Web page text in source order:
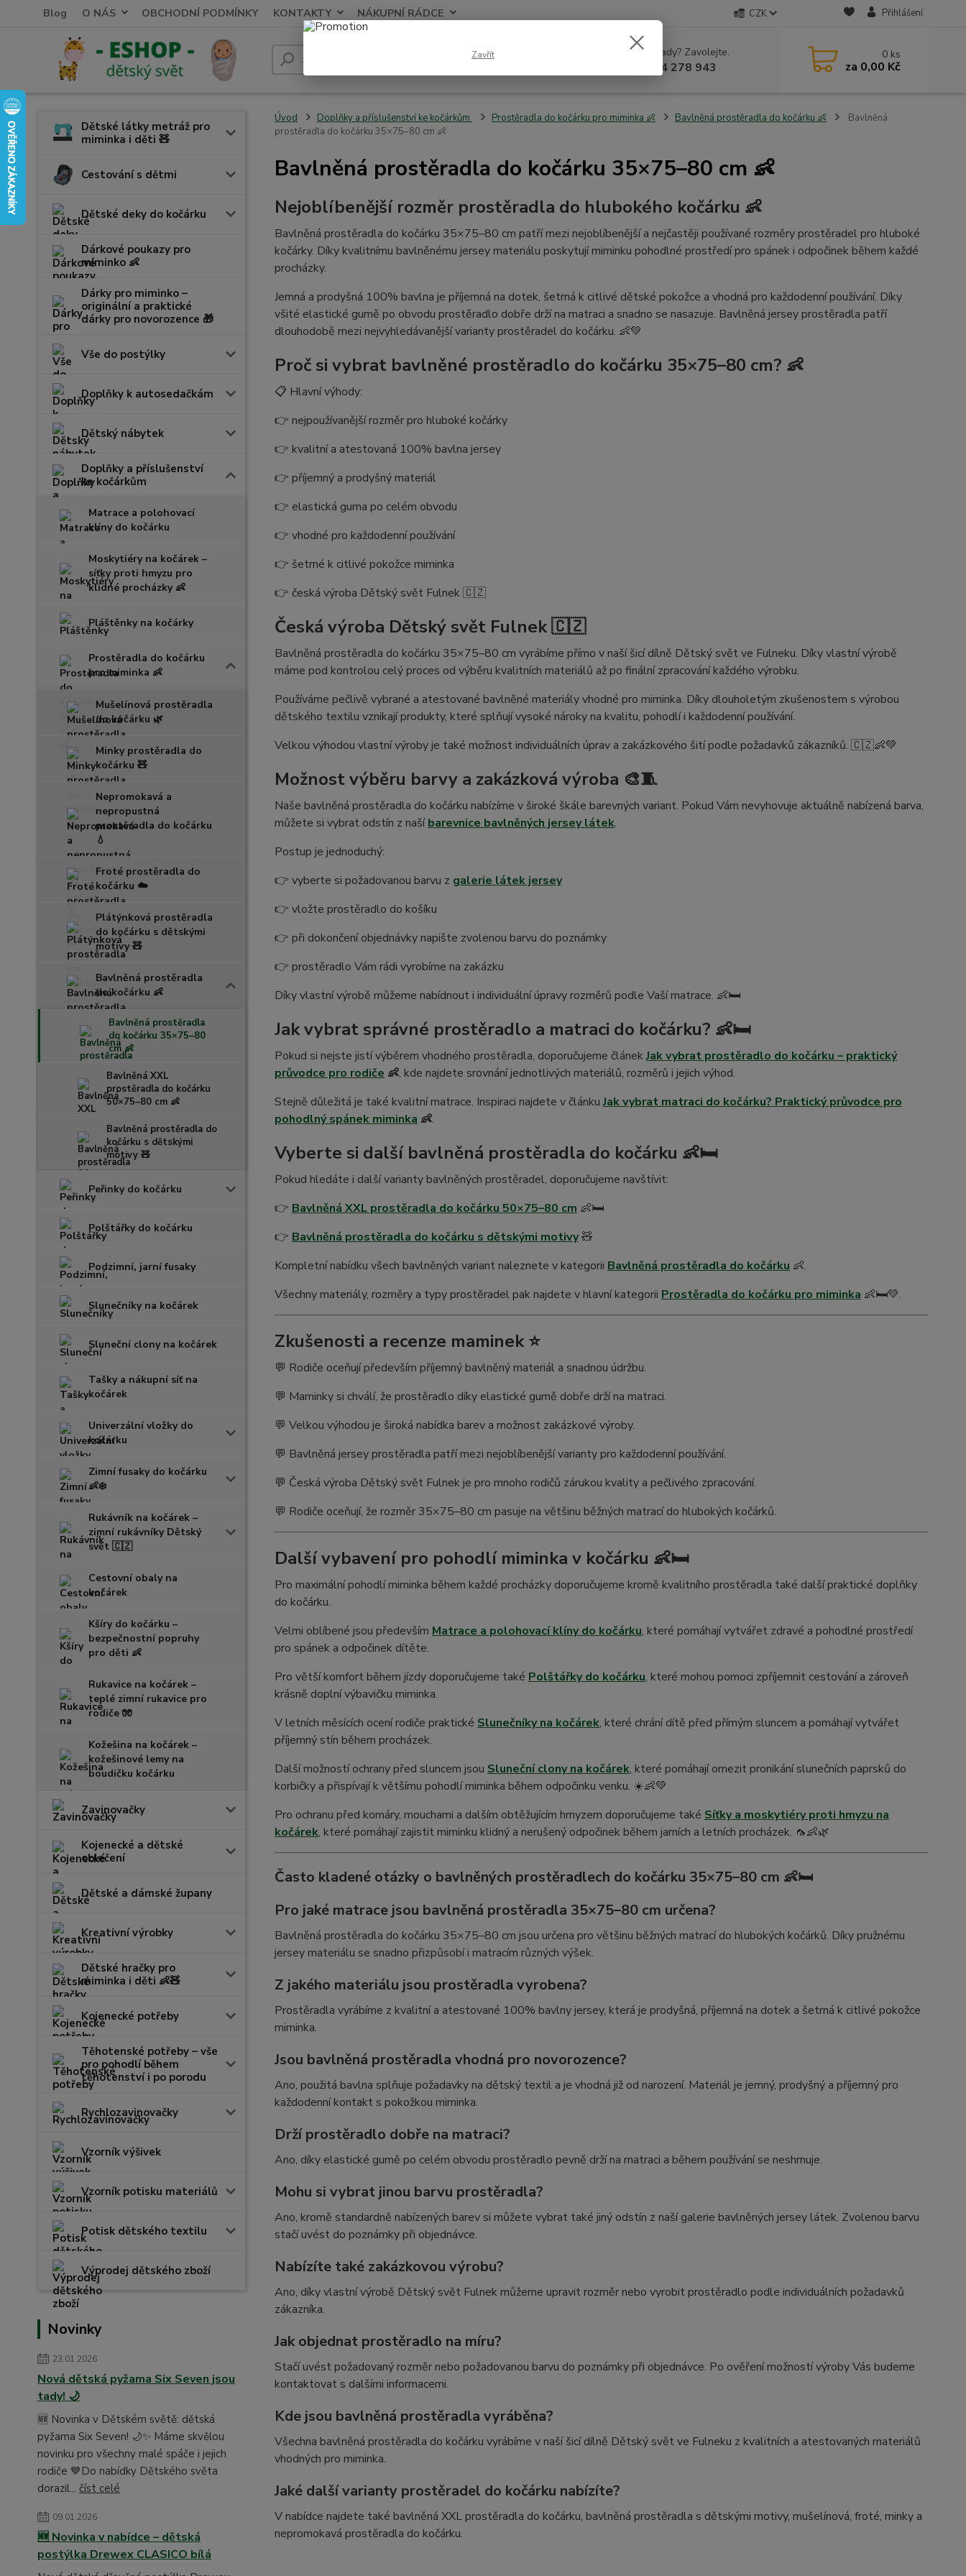
Blog O NÁS OBCHODNÍ PODMÍNKY KONTAKTY NÁKUPNÍ RÁDCE CZK Přihlášení
Hledat Nevíte si rady? Zavolejte.
+420 604 278 943
0 ks
za 0,00 Kč
Dětské látky metráž pro
miminka i děti 🧸
Cestování s dětmi
Dětské deky do kočárku
Dárkové poukazy pro
miminko 👶
Dárky pro miminko –
originální a praktické
dárky pro novorozence 🎁
Vše do postýlky
Doplňky k autosedačkám
Dětský nábytek
Doplňky a příslušenství
ke kočárkům
Matrace a polohovací
klíny do kočárku
Moskytiéry na kočárek –
síťky proti hmyzu pro
klidné procházky 👶
Pláštěnky na kočárky
Prostěradla do kočárku
pro miminka 👶
Mušelínová prostěradla
do kočárku 🌿
Minky prostěradla do
kočárku 🧸
Nepromokavá a
nepropustná
prostěradla do kočárku
💧
Froté prostěradla do
kočárku ☁️
Plátýnková prostěradla
do kočárku s dětskými
motivy 🧸
Bavlněná prostěradla
do kočárku 👶
Bavlněná prostěradla
do kočárku 35×75–80
cm 👶
Bavlněná XXL
prostěradla do kočárku
50×75–80 cm 👶
Bavlněná prostěradla do
kočárku s dětskými
motivy 🧸
Peřinky do kočárku
Polštářky do kočárku
Podzimní, jarní fusaky
Slunečníky na kočárek
Sluneční clony na kočárek
Tašky a nákupní síť na
kočárek
Univerzální vložky do
kočárku
Zimní fusaky do kočárku
👶❄️
Rukávník na kočárek –
zimní rukávníky Dětský
svět 🇨🇿
Cestovní obaly na
kočárek
Kšíry do kočárku –
bezpečnostní popruhy
pro děti 👶
Rukavice na kočárek –
teplé zimní rukavice pro
rodiče 🧤
Kožešina na kočárek –
kožešinové lemy na
boudičku kočárku
Zavinovačky
Kojenecké a dětské
oblečení
Dětské a dámské župany
Kreativní výrobky
Dětské hračky pro
miminka i děti 👶🧸
Kojenecké potřeby
Těhotenské potřeby – vše
pro pohodlí během
těhotenství i po porodu
Rychlozavinovačky
Vzorník výšivek
Vzorník potisku materiálů
Potisk dětského textilu
Výprodej dětského zboží
Novinky
23.01.2026
Nová dětská pyžama Six Seven jsou
tady! 🌙
🆕 Novinka v Dětském světě: dětská
pyžama Six Seven! 🌙✨ Máme skvělou
novinku pro všechny malé spáče i jejich
rodiče 💙Do nabídky Dětského světa
dorazil... číst celé
09.01.2026
🆕 Novinka v nabídce – dětská
postýlka Drewex CLASICO bílá
Úvod Doplňky a příslušenství ke kočárkům Prostěradla do kočárku pro miminka 👶 Bavlněná prostěradla do kočárku 👶
Bavlněná
prostěradla do kočárku 35×75–80 cm 👶
Bavlněná prostěradla do kočárku 35×75–80 cm 👶
Nejoblíbenější rozměr prostěradla do hlubokého kočárku 👶
Bavlněná prostěradla do kočárku 35×75–80 cm patří mezi nejoblíbenější a nejčastěji používané rozměry prostěradel pro hluboké
kočárky. Díky kvalitnímu bavlněnému jersey materiálu poskytují miminku pohodlné prostředí pro spánek i odpočinek během každé
procházky.
Jemná a prodyšná 100% bavlna je příjemná na dotek, šetrná k citlivé dětské pokožce a vhodná pro každodenní používání. Díky
všité elastické gumě po obvodu prostěradlo dobře drží na matraci a snadno se nasazuje. Bavlněná jersey prostěradla patří
dlouhodobě mezi nejvyhledávanější varianty prostěradel do kočárku. 👶💚
Proč si vybrat bavlněné prostěradlo do kočárku 35×75–80 cm? 👶
📋 Hlavní výhody:
👉 nejpoužívanější rozměr pro hluboké kočárky
👉 kvalitní a atestovaná 100% bavlna jersey
👉 příjemný a prodyšný materiál
👉 elastická guma po celém obvodu
👉 vhodné pro každodenní používání
👉 šetrné k citlivé pokožce miminka
👉 česká výroba Dětský svět Fulnek 🇨🇿
Česká výroba Dětský svět Fulnek 🇨🇿
Bavlněná prostěradla do kočárku 35×75–80 cm vyrábíme přímo v naší šicí dílně Dětský svět ve Fulneku. Díky vlastní výrobě
máme pod kontrolou celý proces od výběru kvalitních materiálů až po finální zpracování každého výrobku.
Používáme pečlivě vybrané a atestované bavlněné materiály vhodné pro miminka. Díky dlouholetým zkušenostem s výrobou
dětského textilu vznikají produkty, které splňují vysoké nároky na kvalitu, pohodlí i každodenní používání.
Velkou výhodou vlastní výroby je také možnost individuálních úprav a zakázkového šití podle požadavků zákazníků. 🇨🇿👶💚
Možnost výběru barvy a zakázková výroba 🎨🧵
Naše bavlněná prostěradla do kočárku nabízíme v široké škále barevných variant. Pokud Vám nevyhovuje aktuálně nabízená barva,
můžete si vybrat odstín z našíbarevnice bavlněných jersey látek.
Postup je jednoduchý:
👉 vyberte si požadovanou barvu z galerie látek jersey
👉 vložte prostěradlo do košíku
👉 při dokončení objednávky napište zvolenou barvu do poznámky
👉 prostěradlo Vám rádi vyrobíme na zakázku
Díky vlastní výrobě můžeme nabídnout i individuální úpravy rozměrů podle Vaší matrace. 👶🛏️
Jak vybrat správné prostěradlo a matraci do kočárku? 👶🛏️
Pokud si nejste jistí výběrem vhodného prostěradla, doporučujeme článekJak vybrat prostěradlo do kočárku – praktický
průvodce pro rodiče 👶, kde najdete srovnání jednotlivých materiálů, rozměrů i jejich výhod.
Stejně důležitá je také kvalitní matrace. Inspiraci najdete v článkuJak vybrat matraci do kočárku? Praktický průvodce pro
pohodlný spánek miminka 👶.
Vyberte si další bavlněná prostěradla do kočárku 👶🛏️
Pokud hledáte i další varianty bavlněných prostěradel, doporučujeme navštívit:
👉 Bavlněná XXL prostěradla do kočárku 50×75–80 cm 👶🛏️
👉 Bavlněná prostěradla do kočárku s dětskými motivy🧸
Kompletní nabídku všech bavlněných variant naleznete v kategorii Bavlněná prostěradla do kočárku 👶.
Všechny materiály, rozměry a typy prostěradel pak najdete v hlavní kategorii Prostěradla do kočárku pro miminka 👶🛏️💚.
Zkušenosti a recenze maminek ⭐
💬 Rodiče oceňují především příjemný bavlněný materiál a snadnou údržbu.
💬 Maminky si chválí, že prostěradlo díky elastické gumě dobře drží na matraci.
💬 Velkou výhodou je široká nabídka barev a možnost zakázkové výroby.
💬 Bavlněná jersey prostěradla patří mezi nejoblíbenější varianty pro každodenní používání.
💬 Česká výroba Dětský svět Fulnek je pro mnoho rodičů zárukou kvality a pečlivého zpracování.
💬 Rodiče oceňují, že rozměr 35×75–80 cm pasuje na většinu běžných matrací do hlubokých kočárků.
Další vybavení pro pohodlí miminka v kočárku 👶🛏️
Pro maximální pohodlí miminka během každé procházky doporučujeme kromě kvalitního prostěradla také další praktické doplňky
do kočárku.
Velmi oblíbené jsou především Matrace a polohovací klíny do kočárku, které pomáhají vytvářet zdravé a pohodlné prostředí
pro spánek a odpočinek dítěte.
Pro větší komfort během jízdy doporučujeme také Polštářky do kočárku, které mohou pomoci zpříjemnit cestování a zároveň
krásně doplní výbavičku miminka.
V letních měsících ocení rodiče praktické Slunečníky na kočárek, které chrání dítě před přímým sluncem a pomáhají vytvářet
příjemný stín během procházek.
Další možností ochrany před sluncem jsou Sluneční clony na kočárek, které pomáhají omezit pronikání slunečních paprsků do
korbičky a přispívají k většímu pohodlí miminka během odpočinku venku. ☀️👶💚
Pro ochranu před komáry, mouchami a dalším obtěžujícím hmyzem doporučujeme také Síťky a moskytiéry proti hmyzu na
kočárek, které pomáhají zajistit miminku klidný a nerušený odpočinek během jarních a letních procházek. 🦟👶🌿
Často kladené otázky o bavlněných prostěradlech do kočárku 35×75–80 cm 👶🛏️
Pro jaké matrace jsou bavlněná prostěradla 35×75–80 cm určena?
Bavlněná prostěradla do kočárku 35×75–80 cm jsou určena pro většinu běžných matrací do hlubokých kočárků. Díky pružnému
jersey materiálu se snadno přizpůsobí i matracím různých výšek.
Z jakého materiálu jsou prostěradla vyrobena?
Prostěradla vyrábíme z kvalitní a atestované 100% bavlny jersey, která je prodyšná, příjemná na dotek a šetrná k citlivé pokožce
miminka.
Jsou bavlněná prostěradla vhodná pro novorozence?
Ano, použitá bavlna splňuje požadavky na dětský textil a je vhodná již od narození. Materiál je jemný, prodyšný a příjemný pro
každodenní kontakt s pokožkou miminka.
Drží prostěradlo dobře na matraci?
Ano, díky elastické gumě po celém obvodu prostěradlo pevně drží na matraci a během používání se neshrnuje.
Mohu si vybrat jinou barvu prostěradla?
Ano, kromě standardně nabízených barev si můžete vybrat také jiný odstín z naší galerie bavlněných jersey látek. Zvolenou barvu
stačí uvést do poznámky při objednávce.
Nabízíte také zakázkovou výrobu?
Ano, díky vlastní výrobě Dětský svět Fulnek můžeme upravit rozměr nebo vyrobit prostěradlo podle individuálních požadavků
zákazníka.
Jak objednat prostěradlo na míru?
Stačí uvést požadovaný rozměr nebo požadovanou barvu do poznámky při objednávce. Po ověření možností výroby Vás budeme
kontaktovat s dalšími informacemi.
Kde jsou bavlněná prostěradla vyráběna?
Všechna bavlněná prostěradla do kočárku vyrábíme v naší šicí dílně Dětský svět ve Fulneku z kvalitních a atestovaných materiálů
vhodných pro miminka.
Jaké další varianty prostěradel do kočárku nabízíte?
V nabídce najdete také bavlněná XXL prostěradla do kočárku, bavlněná prostěradla s dětskými motivy, mušelínová, froté, minky a
nepromokavá prostěradla do kočárku.
Zavřít